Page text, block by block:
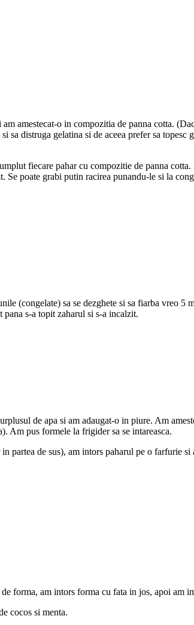
amestecat-o in compozitia de panna cotta.
distruga gelatina si de aceea prefer sa
fiecare pahar cu compozitie de panna
Se poate grabi putin racirea punandu-le si la
(congelate) sa se dezghete si sa fiarba vreo
s-a topit zaharul si s-a incalzit.
de apa si am adaugat-o in piure. Am
Am pus formele la frigider sa se intareasca.
de sus), am intors paharul pe o farfurie si
forma, am intors forma cu fata in jos, apoi am
cocos si menta.